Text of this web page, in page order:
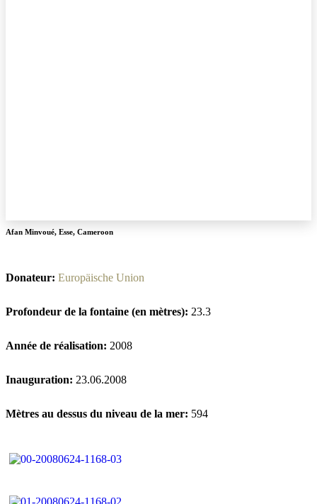
Afan Minvoué, Esse, Cameroon
Donateur: Europäische Union
Profondeur de la fontaine (en mètres): 23.3
Année de réalisation: 2008
Inauguration: 23.06.2008
Mètres au dessus du niveau de la mer: 594